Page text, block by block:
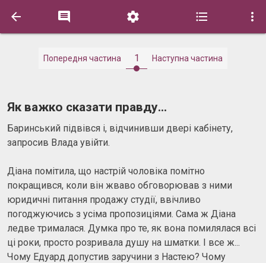
    
Попередня частина 1 Наступна частина
Як важко сказати правду...
Баринський підвівся і, відчинивши двері кабінету,
запросив Влада увійти.
Діана помітила, що настрій чоловіка помітно
покращився, коли він жваво обговорював з ними
юридичні питання продажу студії, ввічливо
погоджуючись з усіма пропозиціями. Сама ж Діана
ледве трималася. Думка про те, як вона помилялася всі
ці роки, просто розривала душу на шматки. І все ж...
Чому Едуард допустив заручини з Настею? Чому